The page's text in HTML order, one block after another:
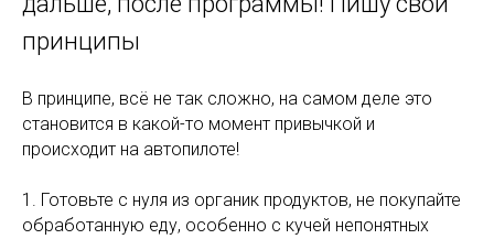
принципы
В принципе, всё не так сложно, на самом деле это
становится в какой-то момент привычкой и
происходит на автопилоте!
1. Готовьте с нуля из органик продуктов, не покупайте
обработанную еду, особенно с кучей непонятных